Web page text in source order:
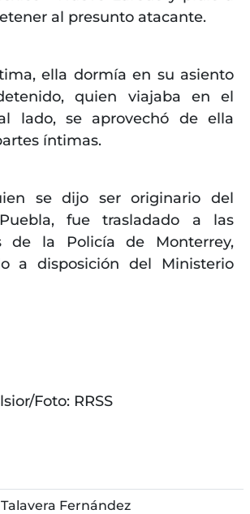
al presunto atacante.
ella dormía en su asiento
quien viajaba en el
lado, se aprovechó de ella
íntimas.
se dijo ser originario del
fue trasladado a las
de la Policía de Monterrey,
a disposición del Ministerio
Foto: RRSS
Fernández